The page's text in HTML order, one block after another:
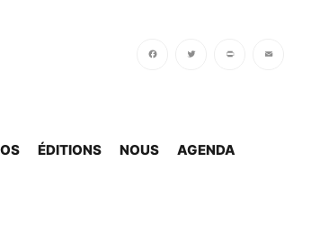
ÉDITIONS NOUS AGENDA